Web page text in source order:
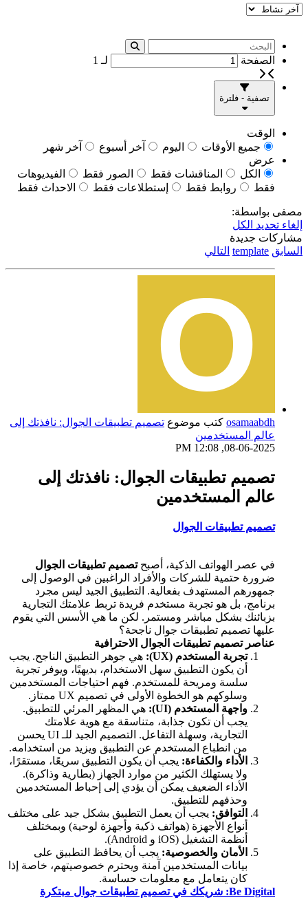
الصفحة لـ 1
تصفية - فلترة
الوقت
جميع الأوقات
اليوم آخر أسبوع
آخر شهر
عرض
الكل
المناقشات فقط الصور فقط
الفيديوهات
فقط
روابط فقط إستطلاعات فقط الاحداث فقط
مصفى بواسطة:
إلغاء تحديد الكل
مشاركات جديدة
السابق template التالي
osamaabdh كتب موضوع تصميم تطبيقات الجوال: نافذتك إلى
عالم المستخدمين
08-06-2025, 12:08 PM
تصميم تطبيقات الجوال: نافذتك إلى
عالم المستخدمين
تصميم تطبيقات الجوال
في عصر الهواتف الذكية، أصبحتصميم تطبيقات الجوال
ضرورة حتمية للشركات والأفراد الراغبين في الوصول إلى
جمهورهم المستهدف بفعالية. التطبيق الجيد ليس مجرد
برنامج، بل هو تجربة مستخدم فريدة تربط علامتك التجارية
بزبائنك بشكل مباشر ومستمر. لكن ما هي الأسس التي يقوم
عليها تصميم تطبيقات جوال ناجحة؟
عناصر تصميم تطبيقات الجوال الاحترافية
تجربة المستخدم (UX):
هي جوهر التطبيق الناجح. يجب
أن يكون التطبيق سهل الاستخدام، بديهيًا، ويوفر تجربة
سلسة ومريحة للمستخدم. فهم احتياجات المستخدمين
وسلوكهم هو الخطوة الأولى في تصميم UX ممتاز.
واجهة المستخدم (UI):
هي المظهر المرئي للتطبيق.
يجب أن تكون جذابة، متناسقة مع هوية علامتك
التجارية، وسهلة التفاعل. التصميم الجيد للـ UI يحسن
من انطباع المستخدم عن التطبيق ويزيد من استخدامه.
الأداء والكفاءة: يجب أن يكون التطبيق سريعًا، مستقرًا،
ولا يستهلك الكثير من موارد الجهاز (بطارية وذاكرة).
الأداء الضعيف يمكن أن يؤدي إلى إحباط المستخدمين
وحذفهم للتطبيق.
التوافق: يجب أن يعمل التطبيق بشكل جيد على مختلف
أنواع الأجهزة (هواتف ذكية وأجهزة لوحية) وبمختلف
أنظمة التشغيل (iOS و Android).
الأمان والخصوصية: يجب أن يحافظ التطبيق على
بيانات المستخدمين آمنة ويحترم خصوصيتهم، خاصة إذا
كان يتعامل مع معلومات حساسة.
Be Digital: شريكك في تصميم تطبيقات جوال مبتكرة